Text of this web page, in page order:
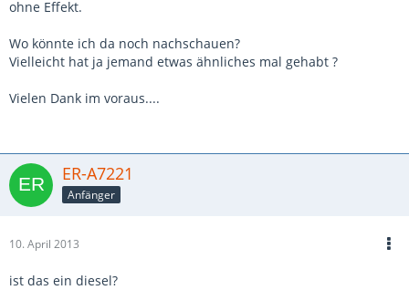
ohne Effekt.
Wo könnte ich da noch nachschauen?
Vielleicht hat ja jemand etwas ähnliches mal gehabt ?
Vielen Dank im voraus....
ER-A7221
Anfänger
10. April 2013
ist das ein diesel?